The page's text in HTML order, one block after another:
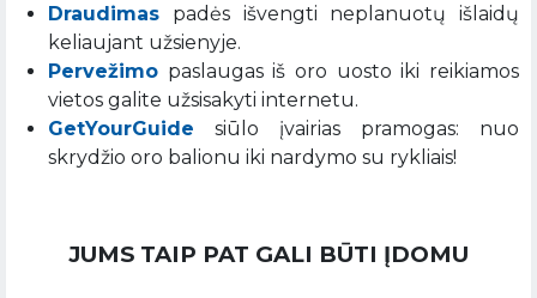
Draudimas padės išvengti neplanuotų išlaidų
keliaujant užsienyje.
Pervežimo paslaugas iš oro uosto iki reikiamos
vietos galite užsisakyti internetu.
GetYourGuide siūlo įvairias pramogas: nuo
skrydžio oro balionu iki nardymo su rykliais!
JUMS TAIP PAT GALI BŪTI ĮDOMU